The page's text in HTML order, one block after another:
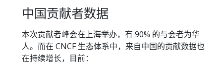
中国贡献者数据
本次贡献者峰会在上海举办，有 90% 的与会者为华
人。而在 CNCF 生态体系中，来自中国的贡献数据也
在持续增长，目前：